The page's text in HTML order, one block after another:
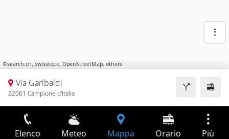
©search.ch, swisstopo, OpenStreetMap, others
Via Garibaldi
22061 Campione d'Italia
Elenco Meteo Mappa Orario Più